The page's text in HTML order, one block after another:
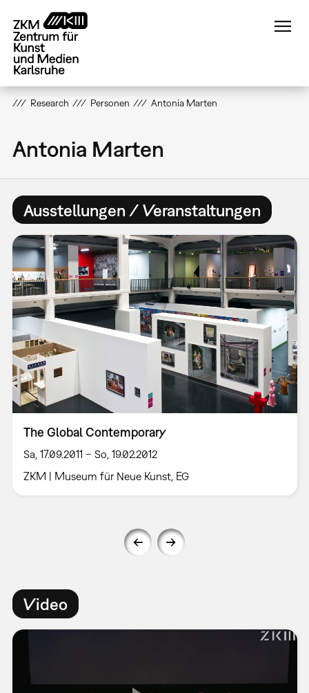
zum
Inhalt
Research Personen Antonia Marten
Antonia Marten
Ausstellungen / Veranstaltungen
The Global Contemporary
Sa, 17.09.2011 – So, 19.02.2012
ZKM | Museum für Neue Kunst, EG
Video